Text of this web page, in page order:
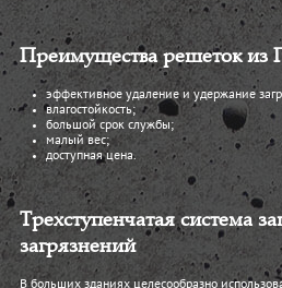
Преимущества решеток из
эффективное удаление и удержание
влагостойкость;
большой срок службы;
малый вес;
доступная цена.
Трехступенчатая система
загрязнений
В больших зданиях целесообразно